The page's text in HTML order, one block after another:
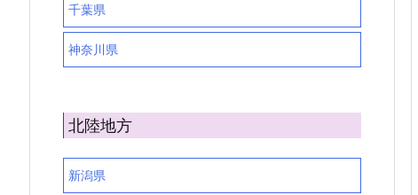
千葉県
神奈川県
北陸地方
新潟県